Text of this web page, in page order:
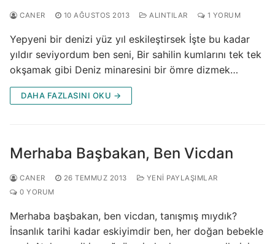
CANER 10 AĞUSTOS 2013 ALINTILAR 1 YORUM
Yepyeni bir denizi yüz yıl eskileştirsek İşte bu kadar
yıldır seviyordum ben seni, Bir sahilin kumlarını tek tek
okşamak gibi Deniz minaresini bir ömre dizmek…
DAHA FAZLASINI OKU →
Merhaba Başbakan, Ben Vicdan
CANER 26 TEMMUZ 2013
YENI PAYLAŞIMLAR
0 YORUM
Merhaba başbakan, ben vicdan, tanışmış mıydık?
İnsanlık tarihi kadar eskiyimdir ben, her doğan bebekle